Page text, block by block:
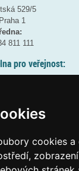
cookies
529/5
1
811 111
pro veřejnost:
podatelna: